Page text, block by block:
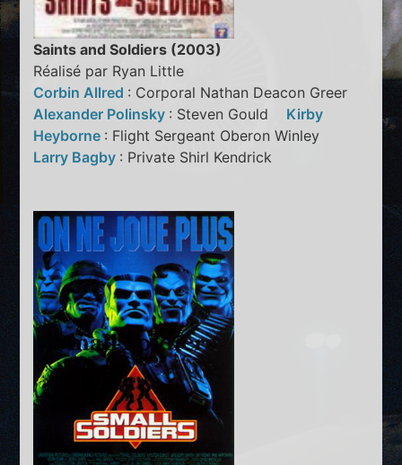
Saints and Soldiers (2003)
Réalisé par Ryan Little
Corbin Allred : Corporal Nathan Deacon Greer
Alexander Polinsky : Steven Gould Kirby
Heyborne : Flight Sergeant Oberon Winley
Larry Bagby : Private Shirl Kendrick